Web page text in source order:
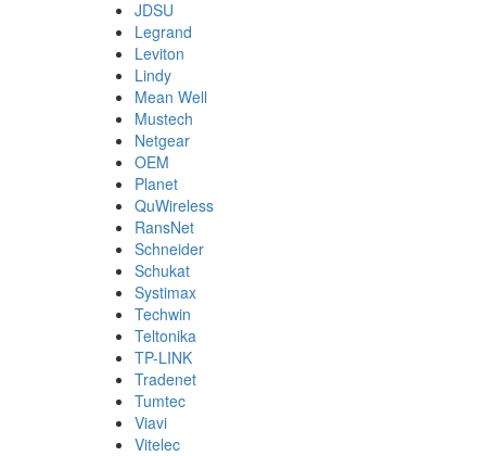
JDSU
Legrand
Leviton
Lindy
Mean Well
Mustech
Netgear
OEM
Planet
QuWireless
RansNet
Schneider
Schukat
Systimax
Techwin
Teltonika
TP-LINK
Tradenet
Tumtec
Viavi
Vitelec